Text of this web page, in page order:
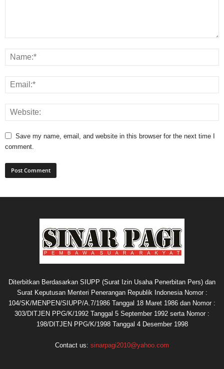
Save my name, email, and website in this browser for the next time I
comment.
Diterbitkan Berdasarkan SIUPP (Surat Izin Usaha Penerbitan Pers) dan
Surat Keputusan Menteri Penerangan Republik Indonesia Nomor :
104/SK/MENPEN/SIUPP/A.7/1986 Tanggal 18 Maret 1986 dan Nomor :
303/DITJEN PPG/K/1992 Tanggal 5 September 1992 serta Nomor :
198/DITJEN PPG/K/1998 Tanggal 4 Desember 1998
Contact us: sinarpagi2010@yahoo.com